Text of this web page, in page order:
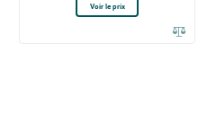
Voir le prix